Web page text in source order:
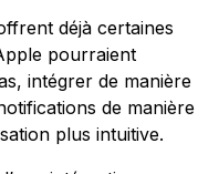
déjà certaines
pourraient
intégrer de manière
de manière
plus intuitive.